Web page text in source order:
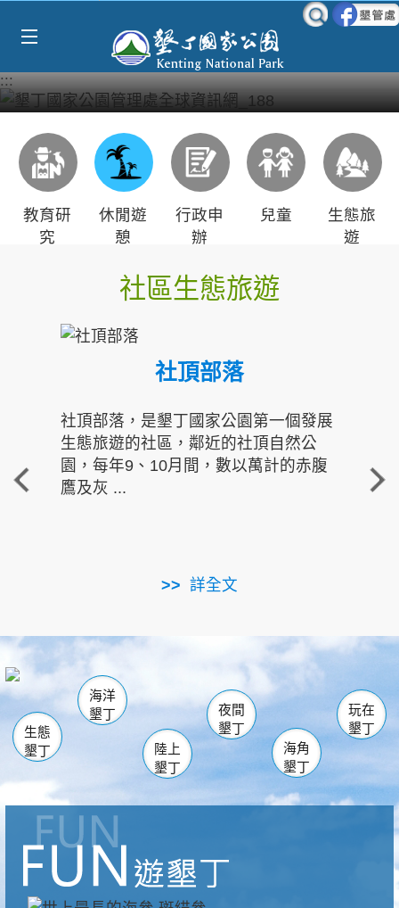
:::
教育研
究
休閒遊
憩
行政申
辦
兒童
生態旅
遊
社區生態旅遊
社頂部落
社頂部落，是墾丁國家公園第一個發展
生態旅遊的社區，鄰近的社頂自然公
園，每年9、10月間，數以萬計的赤腹
鷹及灰 ...
詳全文
重
走進
南仁湖
海生館
恆春 佳樂水
龍鑾潭自然中心 森林遊樂區
瓊麻館
關山 墾管處遊客中心
社頂公園 風吹沙
船帆石
白砂 龍磐公園
香蕉灣
砂島
鵝鑾鼻
生態
墾丁
海洋
墾丁
陸上
墾丁
夜間
墾丁
海角
墾丁
玩在
墾丁